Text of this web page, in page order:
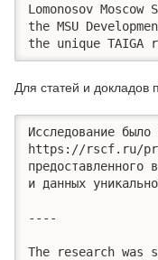
Lomonosov
the MSU
the unique
Для статей и докладов
Исследование
https://rscf.ru/
и данных
----
The research was